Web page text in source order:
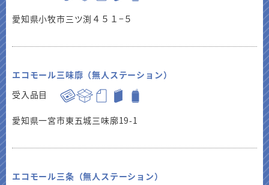
愛知県小牧市三ツ渕４５１−５
エコモール三味廓（無人ステーション）
受入品目
愛知県一宮市東五城三味廓19-1
エコモール三条（無人ステーション）